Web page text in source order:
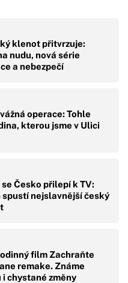
klenot přitvrzuje:
nudu, nová série
a nebezpečí
operace: Tohle
kterou jsme v Ulici
se Česko přilepí k TV:
spustí nejslavnější český
film Zachraňte
remake. Známe
i chystané změny